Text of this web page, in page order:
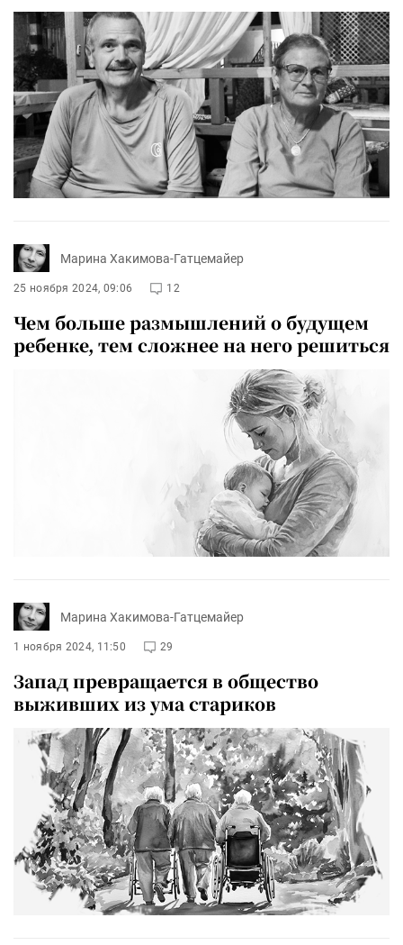
Марина Хакимова-Гатцемайер
25 ноября 2024, 09:06 12
Чем больше размышлений о будущем
ребенке, тем сложнее на него решиться
Марина Хакимова-Гатцемайер
1 ноября 2024, 11:50 29
Запад превращается в общество
выживших из ума стариков